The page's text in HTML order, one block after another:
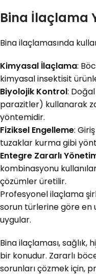
Bina İlaçlama
Bina ilaçlamasında
Kimyasal İlaçlama:
kimyasal insektisit
Biyolojik Kontrol:
parazitler) kullanarak
yöntemidir.
Fiziksel Engelleme:
tuzaklar kurma gibi
Entegre Zararlı
kombinasyonu
çözümler üretilir.
Profesyonel ilaçlama
sorun türlerine göre
uygular.
Bina ilaçlaması,
bir konudur. Zararlı
sorunları çözmek için,